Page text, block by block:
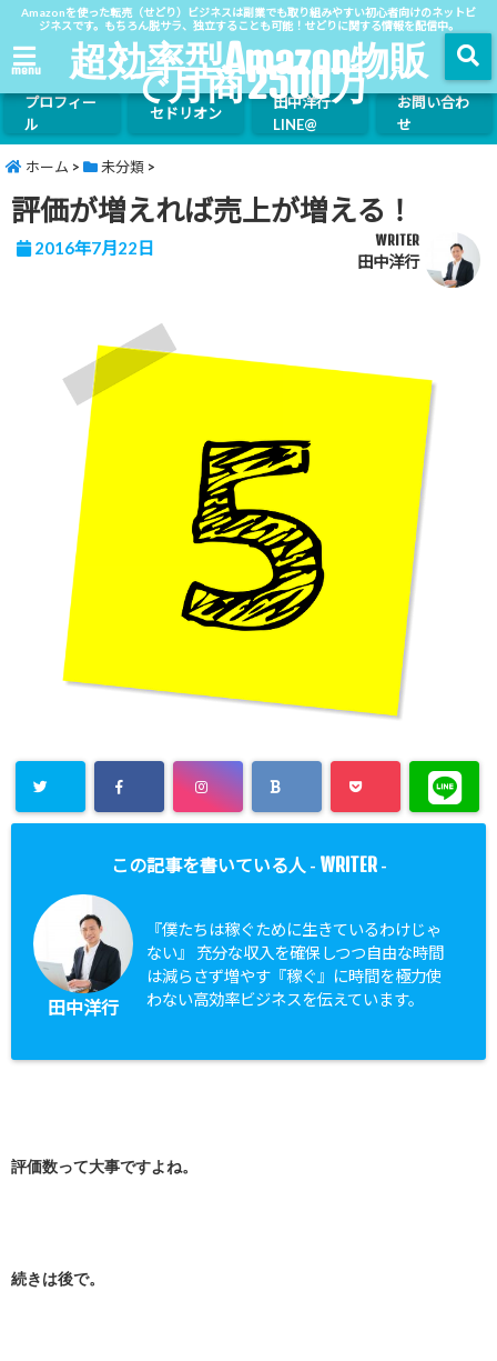
Amazonを使った転売（せどり）ビジネスは副業でも取り組みやすい初心者向けのネットビ
ジネスです。もちろん脱サラ、独立することも可能！せどりに関する情報を配信中。
menu 超効率型Amazon物販
で月商2500万
プロフィー
ル
セドリオン
田中洋行
LINE@
お問い合わ
せ
ホーム > 未分類 >
評価が増えれば売上が増える！
2016年7月22日 WRITER
田中洋行
この記事を書いている人 - WRITER-
田中洋行
『僕たちは稼ぐために生きているわけじゃ
ない』 充分な収入を確保しつつ自由な時間
は減らさず増やす『稼ぐ』に時間を極力使
わない高効率ビジネスを伝えています。
評価数って大事ですよね。
続きは後で。